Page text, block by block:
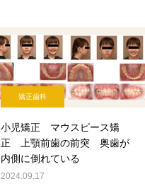
矯正歯科
小児矯正 マウスピース矯
正 上顎前歯の前突 奥歯が
内側に倒れている
2024.09.17